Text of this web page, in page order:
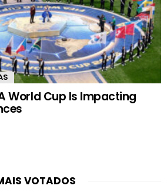
World Cup Is Impacting
VOTADOS